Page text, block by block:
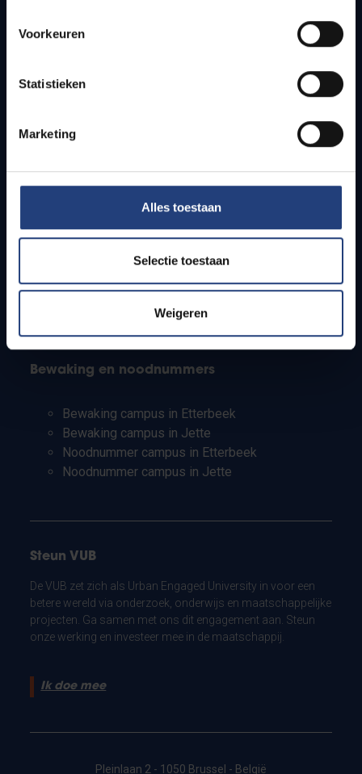
Voorkeuren
Statistieken
Marketing
Alles toestaan
Selectie toestaan
Weigeren
Bereikbaarheid
Studenten
PhD-studenten
Leerkrachten en secundaire scholen
Bewaking en noodnummers
Bewaking campus in Etterbeek
Bewaking campus in Jette
Noodnummer campus in Etterbeek
Noodnummer campus in Jette
Steun VUB
De VUB zet zich als Urban Engaged University in voor een
betere wereld via onderzoek, onderwijs en maatschappelijke
projecten. Ga samen met ons dit engagement aan. Steun
onze werking en investeer mee in de maatschappij.
Ik doe mee
Pleinlaan 2 - 1050 Brussel - België